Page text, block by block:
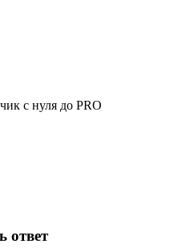
с нуля до PRO
ответ